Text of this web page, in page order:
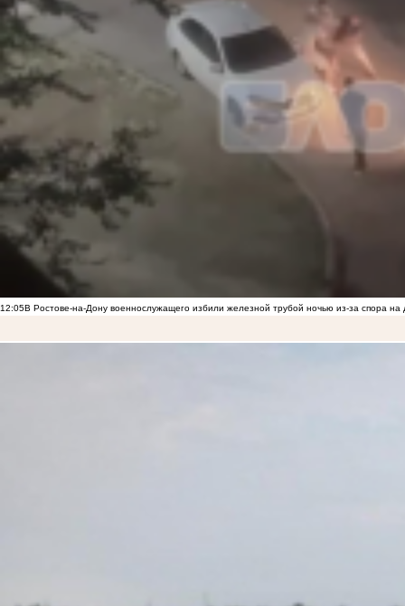
12:05В Ростове-на-Дону военнослужащего избили железной трубой ночью из-за спора на